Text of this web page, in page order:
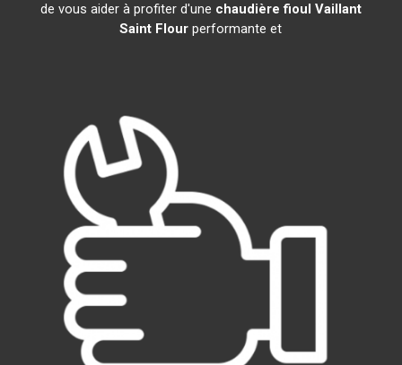
de vous aider à profiter d'une chaudière fioul Vaillant
Saint Flour performante et